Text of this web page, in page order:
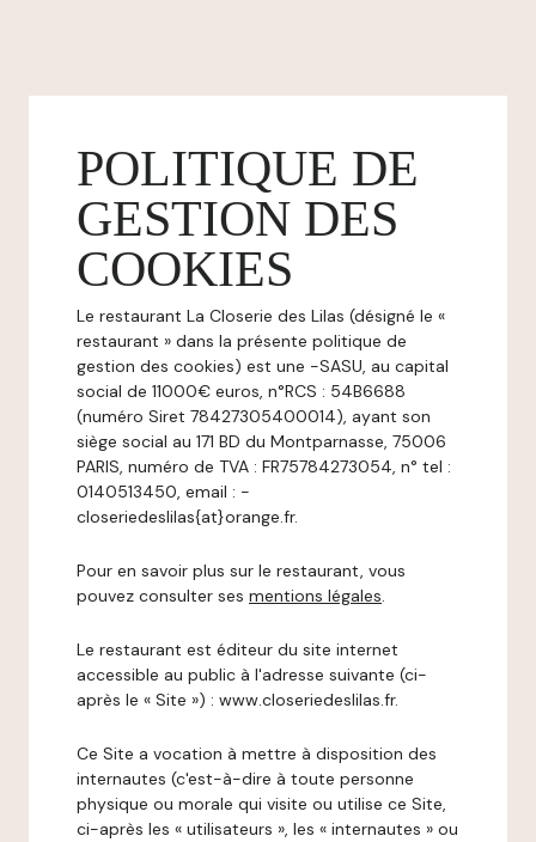
POLITIQUE DE
GESTION DES
COOKIES
Le restaurant La Closerie des Lilas (désigné le «
restaurant » dans la présente politique de
gestion des cookies) est une -SASU, au capital
social de 11000€ euros, n°RCS : 54B6688
(numéro Siret 78427305400014), ayant son
siège social au 171 BD du Montparnasse, 75006
PARIS, numéro de TVA : FR75784273054, n° tel :
0140513450, email : -
closeriedeslilas{at}orange.fr.
Pour en savoir plus sur le restaurant, vous
pouvez consulter ses mentions légales.
Le restaurant est éditeur du site internet
accessible au public à l'adresse suivante (ci-
après le « Site ») : www.closeriedeslilas.fr.
Ce Site a vocation à mettre à disposition des
internautes (c'est-à-dire à toute personne
physique ou morale qui visite ou utilise ce Site,
ci-après les « utilisateurs », les « internautes » ou